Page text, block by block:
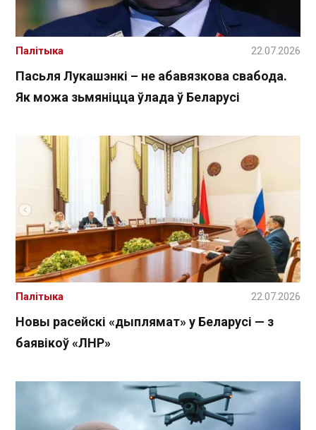
Пасьля Лукашэнкі – не абавязкова свабода.
Як можа зьмяніцца ўлада ў Беларусі
Палітыка 22.07.2026
Новы расейскі «дыплямат» у Беларусі — з
баявікоў «ЛНР»
Палітыка 22.07.2026